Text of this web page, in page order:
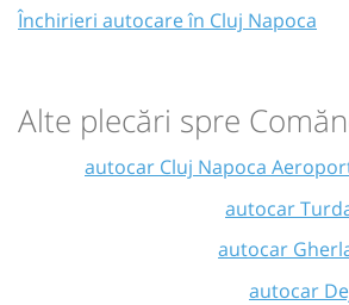
Închirieri autocare în Cluj Napoca
Alte plecări spre
autocar Cluj Napoca
autocar
autocar
autocar